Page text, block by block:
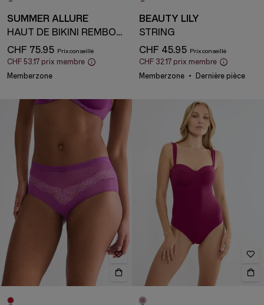
SUMMER ALLURE
HAUT DE BIKINI REMBOURRÉ
CHF 75.95
CHF 53.17 prix membre
Memberzone
BEAUTY LILY
STRING
CHF 45.95
CHF 32.17 prix membre
Memberzone
Dernière pièce